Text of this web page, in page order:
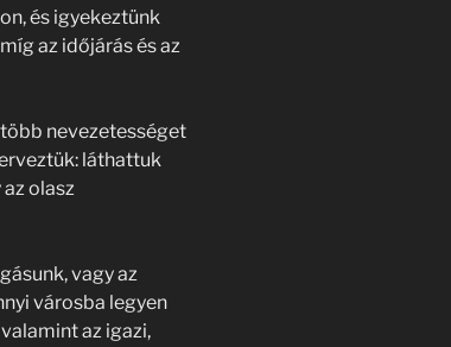
és igyekeztünk
az időjárás és az
nevezetességet
láthattuk
olasz
vagy az
városba legyen
az igazi,